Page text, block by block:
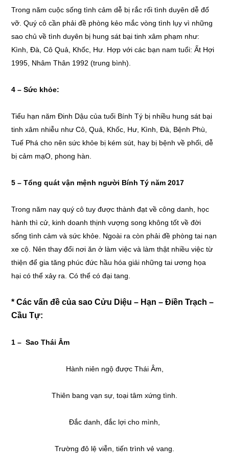
Trong năm cuộc sống tình cảm dễ bị rắc rối tình duyên dễ đổ
vỡ. Quý cô cần phải đề phòng kẻo mắc vòng tình lụy vì những
sao chủ về tình duyên bị hung sát bại tinh xâm phạm như:
Kình, Đà, Cô Quả, Khốc, Hư. Hợp với các bạn nam tuổi: Ất Hợi
1995, Nhâm Thân 1992 (trung bình).
4 – Sức khỏe:
Tiểu hạn năm Đinh Dậu của tuổi Bính Tý bị nhiều hung sát bại
tinh xâm nhiễu như Cô, Quả, Khốc, Hư, Kình, Đà, Bệnh Phù,
Tuế Phá cho nên sức khỏe bị kém sút, hay bị bệnh về phối, dễ
bị cảm mạO, phong hàn.
5 – Tổng quát vận mệnh người Bính Tý năm 2017
Trong năm nay quý cô tuy được thành đạt về công danh, học
hành thì cử, kinh doanh thịnh vượng song không tốt về đời
sống tình cảm và sức khỏe. Ngoài ra còn phải đề phòng tai nạn
xe cộ. Nên thay đổi nơi ăn ở làm việc và làm thật nhiều việc từ
thiện để gia tăng phúc đức hầu hóa giải những tai ương họa
hại có thể xảy ra. Có thể có đại tang.
* Các vấn đề của sao Cửu Diệu – Hạn – Điền Trạch –
Cầu Tự:
1 – Sao Thái Âm
Hành niên ngộ được Thái Âm,
Thiên bang vạn sự, toại tâm xứng tình.
Đắc danh, đắc lợi cho mình,
Trường đô lệ viễn, tiến trình vẻ vang.